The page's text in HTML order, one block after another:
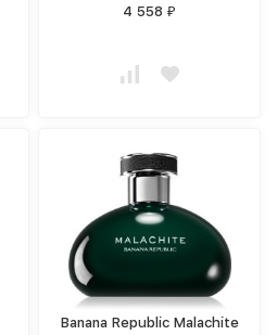
4 558₽
Banana Republic Malachite